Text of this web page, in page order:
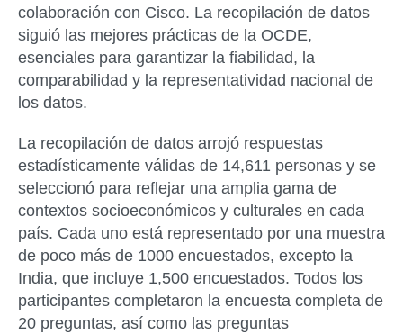
colaboración con Cisco. La recopilación de datos
siguió las mejores prácticas de la OCDE,
esenciales para garantizar la fiabilidad, la
comparabilidad y la representatividad nacional de
los datos.
La recopilación de datos arrojó respuestas
estadísticamente válidas de 14,611 personas y se
seleccionó para reflejar una amplia gama de
contextos socioeconómicos y culturales en cada
país. Cada uno está representado por una muestra
de poco más de 1000 encuestados, excepto la
India, que incluye 1,500 encuestados. Todos los
participantes completaron la encuesta completa de
20 preguntas, así como las preguntas